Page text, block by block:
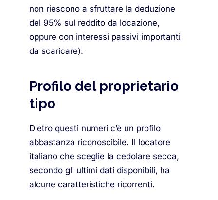
non riescono a sfruttare la deduzione
del 95% sul reddito da locazione,
oppure con interessi passivi importanti
da scaricare).
Profilo del proprietario
tipo
Dietro questi numeri c’è un profilo
abbastanza riconoscibile. Il locatore
italiano che sceglie la cedolare secca,
secondo gli ultimi dati disponibili, ha
alcune caratteristiche ricorrenti.